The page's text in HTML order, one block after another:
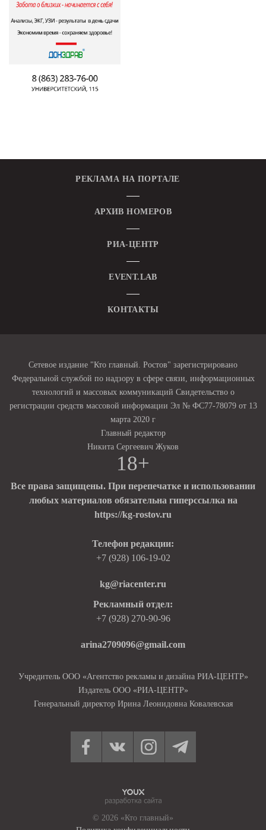
РЕКЛАМА НА ПОРТАЛЕ
АРХИВ НОМЕРОВ
РИА-ЦЕНТР
EVENT.LAB
КОНТАКТЫ
Сетевое издание "Кто главный. Ростов" зарегистрировано
Федеральной службой по надзору в сфере связи, информационных
технологий и массовых коммуникаций Свидетельство о
регистрации средств массовой информации Эл № ФС77-78079 от 13
марта 2020 г
Главный редактор
Никита Сергеевич Жуков
18+
Все права защищены. При перепечатке и использовании
любых материалов обязательна гиперссылка на
https://kg-rostov.ru
Телефон редакции:
+7 (928) 106-19-02
kg@riacenter.ru
Рекламный отдел:
+7 (928) 270-90-96
arina2709096@gmail.com
Учредитель ООО «Агентство рекламы и дизайна РИА-ЦЕНТР»
Издатель ООО «РИА-ЦЕНТР»
Генеральный директор Ирина Леонидовна Ковалевская
© 2026 «Кто главный»